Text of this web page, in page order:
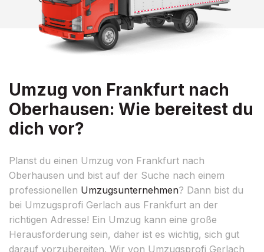
Umzug von Frankfurt nach
Oberhausen: Wie bereitest du
dich vor?
Planst du einen Umzug von Frankfurt nach
Oberhausen und bist auf der Suche nach einem
professionellen Umzugsunternehmen? Dann bist du
bei Umzugsprofi Gerlach aus Frankfurt an der
richtigen Adresse! Ein Umzug kann eine große
Herausforderung sein, daher ist es wichtig, sich gut
darauf vorzubereiten. Wir von Umzugsprofi Gerlach